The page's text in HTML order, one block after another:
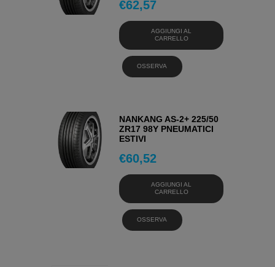
€62,57
AGGIUNGI AL
CARRELLO
OSSERVA
NANKANG AS-2+ 225/50
ZR17 98Y PNEUMATICI
ESTIVI
€60,52
AGGIUNGI AL
CARRELLO
OSSERVA